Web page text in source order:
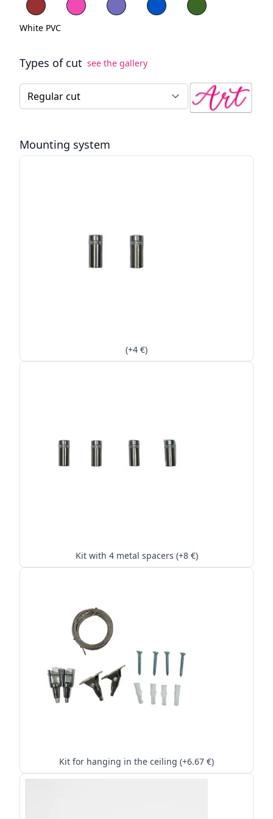
White PVC
Types of cut see the gallery
Type of cut for the LED neon sign
Mounting system
(+4 €)
Kit with 4 metal spacers (+8 €)
Kit for hanging in the ceiling (+6.67 €)